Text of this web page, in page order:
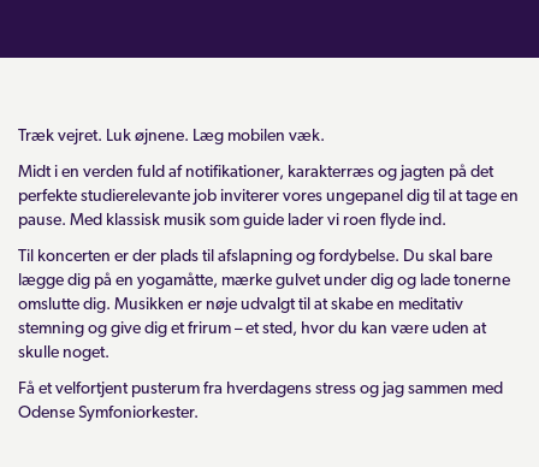
Træk vejret. Luk øjnene. Læg mobilen væk.
Midt i en verden fuld af notifikationer, karakterræs og jagten på det
perfekte studierelevante job inviterer vores ungepanel dig til at tage en
pause. Med klassisk musik som guide lader vi roen flyde ind.
Til koncerten er der plads til afslapning og fordybelse. Du skal bare
lægge dig på en yogamåtte, mærke gulvet under dig og lade tonerne
omslutte dig. Musikken er nøje udvalgt til at skabe en meditativ
stemning og give dig et frirum – et sted, hvor du kan være uden at
skulle noget.
Få et velfortjent pusterum fra hverdagens stress og jag sammen med
Odense Symfoniorkester.